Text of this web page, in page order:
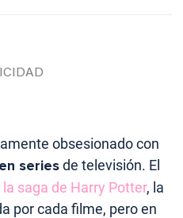
obsesionado con
seriesde televisión. El
la saga de Harry Potter, la
por cada filme, pero en